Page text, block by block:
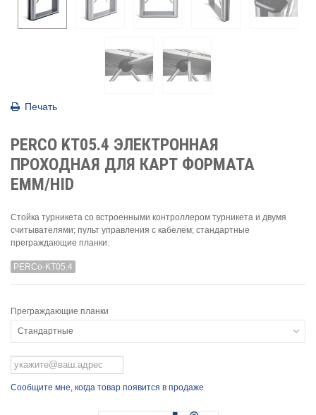
Печать
PERCO KT05.4 ЭЛЕКТРОННАЯ
ПРОХОДНАЯ ДЛЯ КАРТ ФОРМАТА
EMM/HID
Стойка турникета cо встроенными контроллером турникета и двумя
считывателями; пульт управления с кабелем; стандартные
преграждающие планки.
PERCo-KT05.4
Преграждающие планки
Стандартные
Сообщите мне, когда товар появится в продаже